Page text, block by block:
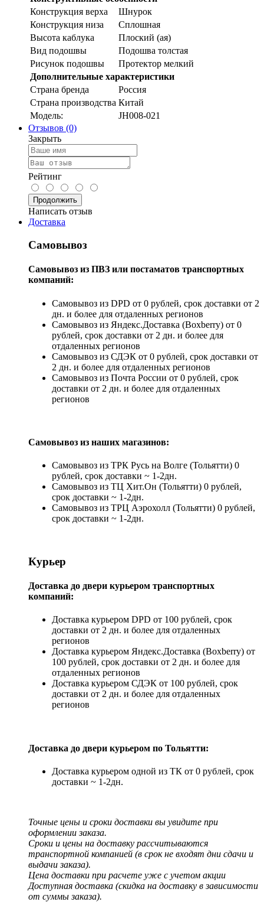
Конструкция верха
Шнурок
Конструкция низа
Сплошная
Высота каблука
Плоский (ая)
Вид подошвы
Подошва толстая
Рисунок подошвы
Протектор мелкий
Дополнительные характеристики
Страна бренда
Россия
Страна производства Китай
Модель:
JH008-021
Отзывов (0)
Закрыть
Рейтинг
Продолжить
Написать отзыв
Доставка
Самовывоз
Самовывоз из ПВЗ или постаматов транспортных
компаний:
Самовывоз из DPD от 0 рублей, срок доставки от 2
дн. и более для отдаленных регионов
Самовывоз из Яндекс.Доставка (Boxberry) от 0
рублей, срок доставки от 2 дн. и более для
отдаленных регионов
Самовывоз из СДЭК от 0 рублей, срок доставки от
2 дн. и более для отдаленных регионов
Самовывоз из Почта России от 0 рублей, срок
доставки от 2 дн. и более для отдаленных
регионов
Самовывоз из наших магазинов:
Самовывоз из ТРК Русь на Волге (Тольятти) 0
рублей, срок доставки ~ 1-2дн.
Самовывоз из ТЦ Хит.Он (Тольятти) 0 рублей,
срок доставки ~ 1-2дн.
Самовывоз из ТРЦ Аэрохолл (Тольятти) 0 рублей,
срок доставки ~ 1-2дн.
Курьер
Доставка до двери курьером транспортных
компаний:
Доставка курьером DPD от 100 рублей, срок
доставки от 2 дн. и более для отдаленных
регионов
Доставка курьером Яндекс.Доставка (Boxberry) от
100 рублей, срок доставки от 2 дн. и более для
отдаленных регионов
Доставка курьером СДЭК от 100 рублей, срок
доставки от 2 дн. и более для отдаленных
регионов
Доставка до двери курьером по Тольятти:
Доставка курьером одной из ТК от 0 рублей, срок
доставки ~ 1-2дн.
Точные цены и сроки доставки вы увидите при
оформлении заказа.
Сроки и цены на доставку рассчитываются
транспортной компанией (в срок не входят дни сдачи и
выдачи заказа).
Цена доставки при расчете уже с учетом акции
Доступная доставка (скидка на доставку в зависимости
от суммы заказа).